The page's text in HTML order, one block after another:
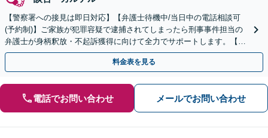
【警察署への接見は即日対応】【弁護士待機中/当日中の電話相談可
(予約制)】ご家族が犯罪容疑で逮捕されてしまったら刑事事件担当の
弁護士が身柄釈放・不起訴獲得に向けて全力でサポートします。【毎
月100名以上の相談実績】【東海エリア対応】
料金表を見る
電話でお問い合わせ メールでお問い合わせ